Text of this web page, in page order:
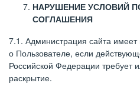
НАРУШЕНИЕ УСЛОВИЙ
СОГЛАШЕНИЯ
7.1. Администрация сайта
о Пользователе, если
Российской Федерации требует
раскрытие.